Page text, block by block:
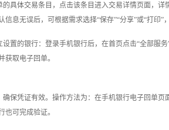
具体交易条目，点击该条目进入交易详情页面，
息无误后，可根据需求选择“保存”“分享”或“打印”
置的银行：登录手机银行后，在首页点击“全部服
取电子回单。
保凭证有效。操作方法为：在手机银行电子回单
也可完成验证。